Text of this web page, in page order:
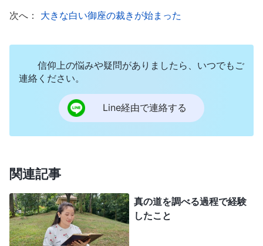
間であり、その言葉は真理ではありません。事実を
葉だとやみくもに信じるのは、独断的ではないです
か。本当のところ、預言書の中で、神の黙示、神の
御言葉はほんの一部で、それらはすべて、『ヤーウ
ェが言われた』『ヤーウェが話された』『イザヤの
黙示』といった言葉で明確に示されています。残り
黙示とし、神の御言葉だと言い張るのは、混乱や誤
解を招きませんか。主イエスの御言葉と黙示録の預
言を除けば、新約聖書の大半は弟子や使徒の手紙で
あり、それは人の認識なのです。そこには聖霊の啓
次へ： 大きな白い御座の裁きが始まった
信仰上の悩みや疑問がありましたら、いつでもご
連絡ください。
Line経由で連絡する
関連記事
真の道を調べる過程で経験
したこと